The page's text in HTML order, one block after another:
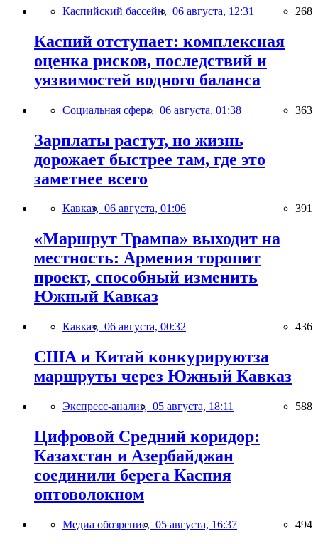
Каспийский бассейн, 06 августа, 12:31 268
Каспий отступает: комплексная
оценка рисков, последствий и
уязвимостей водного баланса
Социальная сфера, 06 августа, 01:38 363
Зарплаты растут, но жизнь
дорожает быстрее там, где это
заметнее всего
Кавказ, 06 августа, 01:06 391
«Маршрут Трампа» выходит на
местность: Армения торопит
проект, способный изменить
Южный Кавказ
Кавказ, 06 августа, 00:32 436
США и Китай конкурируютза
маршруты через Южный Кавказ
Экспресс-анализ, 05 августа, 18:11 588
Цифровой Средний коридор:
Казахстан и Азербайджан
соединили берега Каспия
оптоволокном
Медиа обозрение, 05 августа, 16:37 494